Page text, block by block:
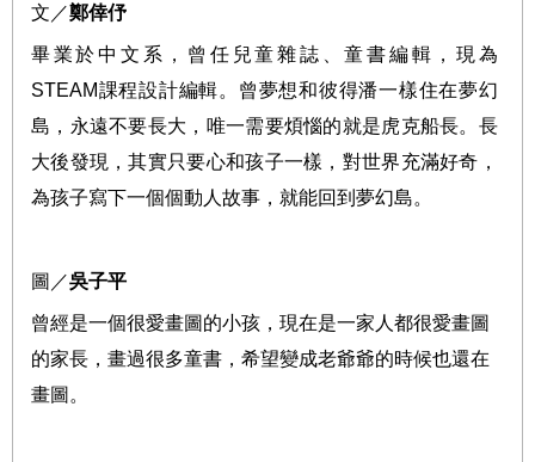
文／鄭倖伃
畢業於中文系，曾任兒童雜誌、童書編輯，現為
STEAM課程設計編輯。曾夢想和彼得潘一樣住在夢幻
島，永遠不要長大，唯一需要煩惱的就是虎克船長。長
大後發現，其實只要心和孩子一樣，對世界充滿好奇，
為孩子寫下一個個動人故事，就能回到夢幻島。
圖／吳子平
曾經是一個很愛畫圖的小孩，現在是一家人都很愛畫圖
的家長，畫過很多童書，希望變成老爺爺的時候也還在
畫圖。